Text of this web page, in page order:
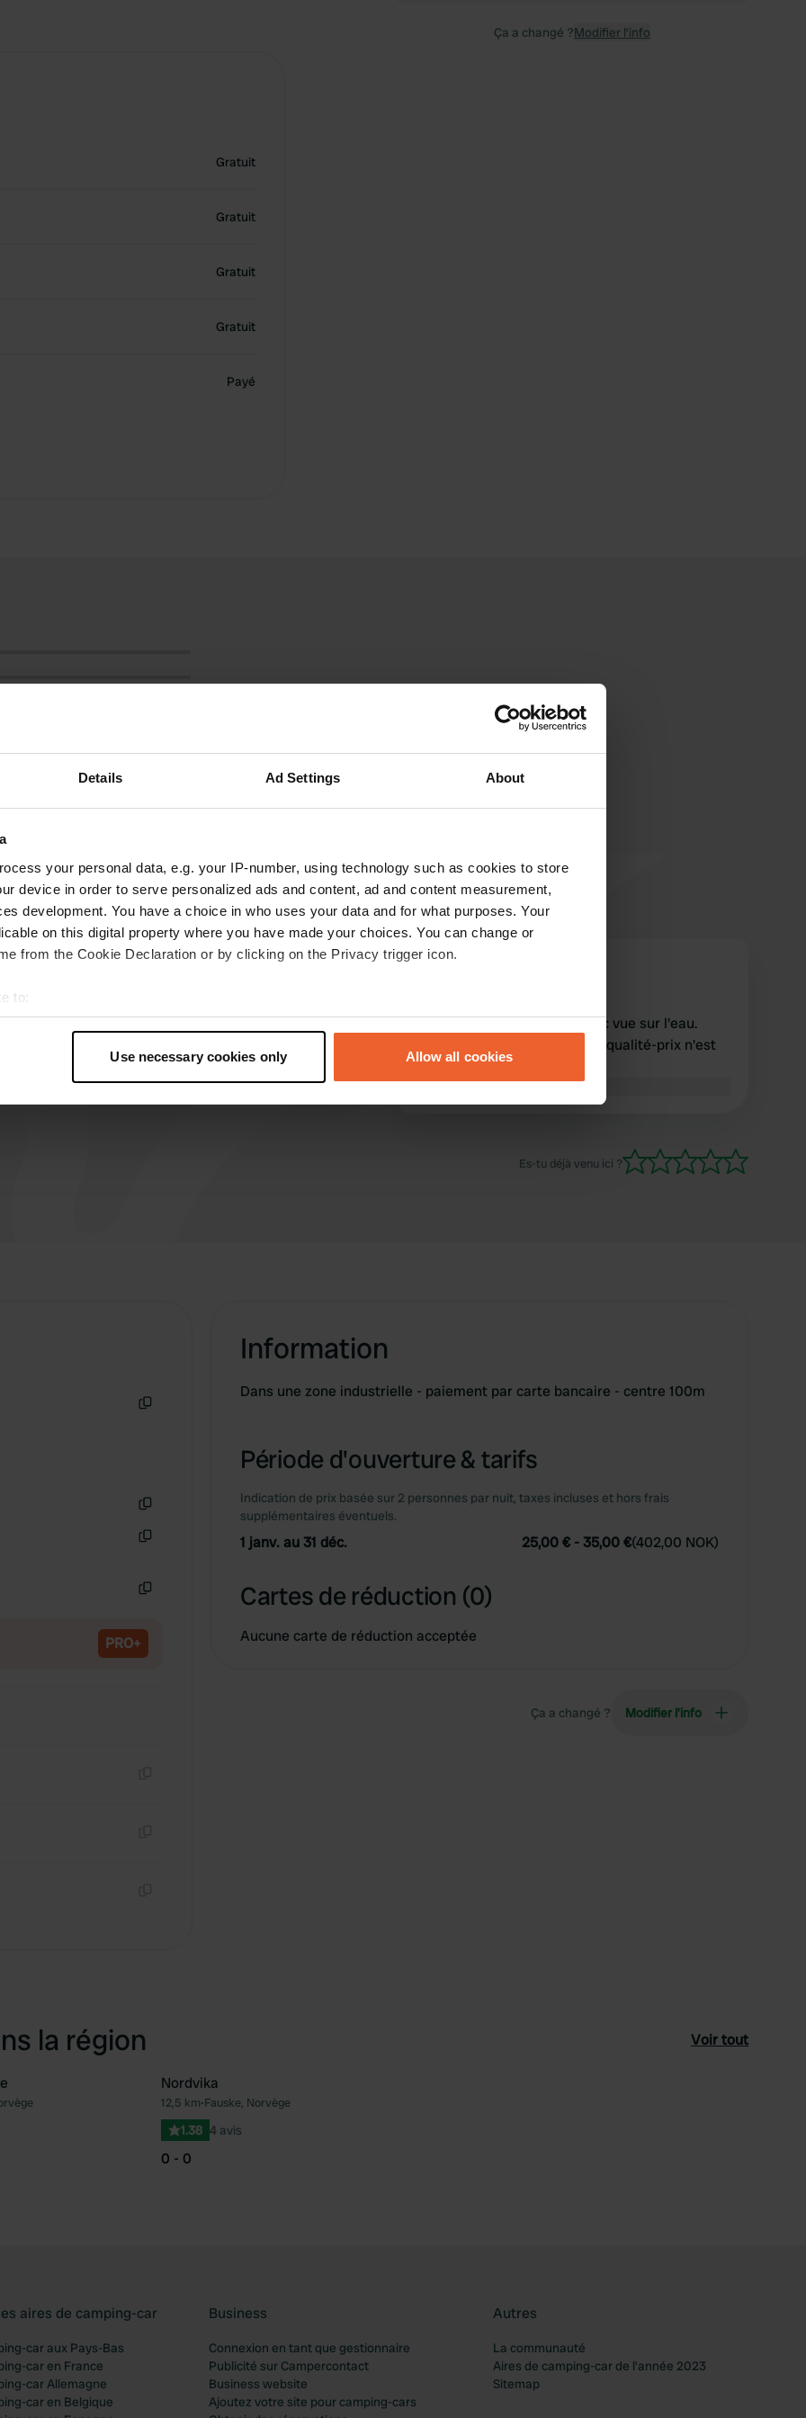
Details Ad Settings About
your personal data, e.g. your IP-number, using technology such as cookies to store
device in order to serve personalized ads and content, ad and content measurement,
development. You have a choice in who uses your data and for what purposes. Your
on this digital property where you have made your choices. You can change or
from the Cookie Declaration or by clicking on the Privacy trigger icon.
to:
geographical location which can be accurate to within several meters
personal data is processed and set your preferences in the
Use necessary cookies only Allow all cookies
Gratuit
Gratuit
Gratuit
Gratuit
Payé
Ça a changé ?Modifier l’info
avis
Le prix du stationnement à la journée est de
Traduit par GoogleAfficher l'original
beaux endroits spacieux avec vue sur l'eau.
électricité incluse. le rapport qualité-prix n'est
pas proportionnel. 300 nok.
Traduit par GoogleAfficher l'original
Es-tu déjà venu ici ?
PRO+
Information
Dans une zone industrielle - paiement par carte bancaire - centre 100m
Période d'ouverture & tarifs
Indication de prix basée sur 2 personnes par nuit, taxes incluses et hors frais
supplémentaires éventuels.
1 janv. au 31 déc. 25,00 € - 35,00 €(402,00 NOK)
Cartes de réduction (0)
Aucune carte de réduction acceptée
Ça a changé ? Modifier l’info
la région Voir tout
Préféré
Nordvika
12,5 km•Fauske, Norvège
1.38 4 avis
0 - 0
aires de camping-car
car aux Pays-Bas
car en France
car Allemagne
car en Belgique
Business
Connexion en tant que gestionnaire
Publicité sur Campercontact
Business website
Ajoutez votre site pour camping-cars
Autres
La communauté
Aires de camping-car de l’année 2023
Sitemap